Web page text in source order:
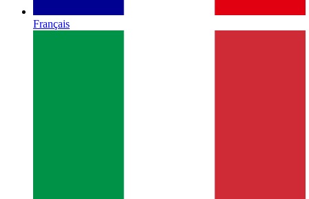
Français